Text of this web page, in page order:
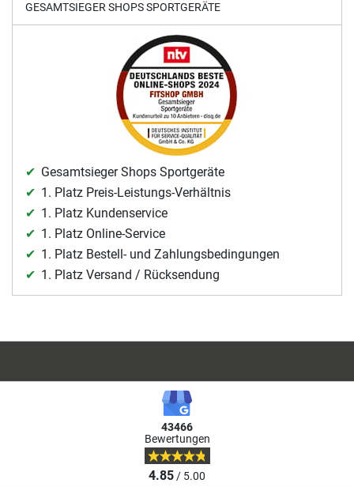
GESAMTSIEGER SHOPS SPORTGERÄTE
Gesamtsieger Shops Sportgeräte
1. Platz Preis-Leistungs-Verhältnis
1. Platz Kundenservice
1. Platz Online-Service
1. Platz Bestell- und Zahlungsbedingungen
1. Platz Versand / Rücksendung
43466
Bewertungen
4.85/ 5.00